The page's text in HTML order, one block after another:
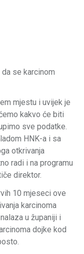
se karcinom
mjestu i uvijek je
kakvo će biti
sve podatke.
HNK-a i sa
otkrivanja
radi i na programu
direktor.
10 mjeseci ove
karcinoma
u županiji i
dojke kod